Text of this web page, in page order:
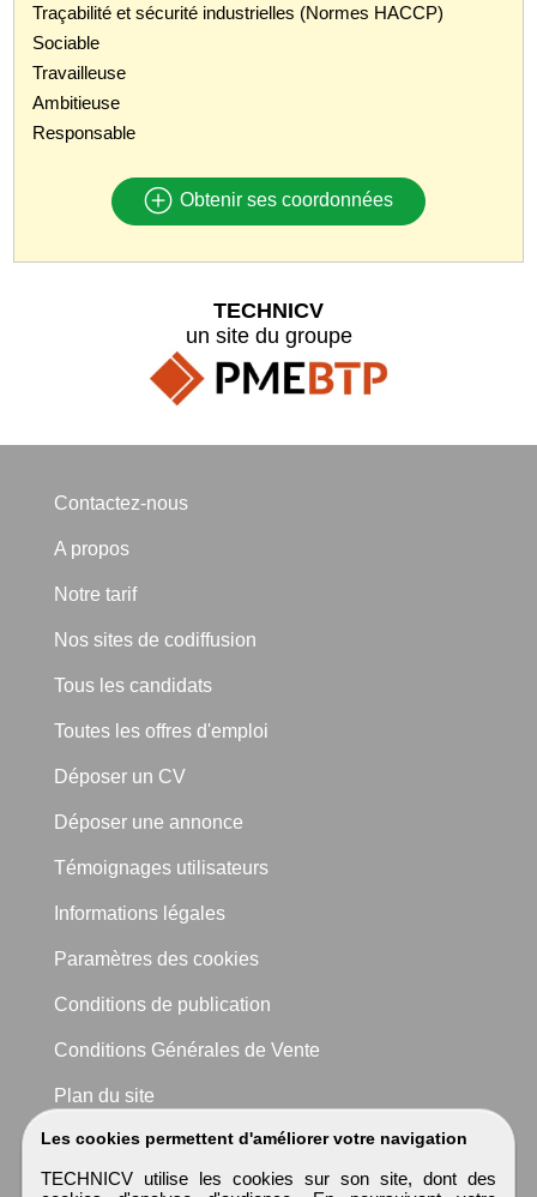
Traçabilité et sécurité industrielles (Normes HACCP)
Sociable
Travailleuse
Ambitieuse
Responsable
Obtenir ses coordonnées
Les cookies permettent d'améliorer votre navigation
TECHNICV utilise les cookies sur son site, dont des
TECHNICV
un site du groupe
Contactez-nous
A propos
Notre tarif
Nos sites de codiffusion
Tous les candidats
Toutes les offres d'emploi
Déposer un CV
Déposer une annonce
Témoignages utilisateurs
Informations légales
Paramètres des cookies
Conditions de publication
Conditions Générales de Vente
Plan du site